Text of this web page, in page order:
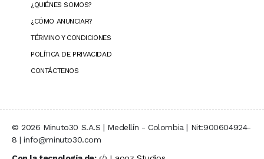
¿QUIÉNES SOMOS?
¿CÓMO ANUNCIAR?
TÉRMINO Y CONDICIONES
POLÍTICA DE PRIVACIDAD
CONTÁCTENOS
© 2026 Minuto30 S.A.S | Medellín - Colombia | Nit:900604924-
8 | info@minuto30.com